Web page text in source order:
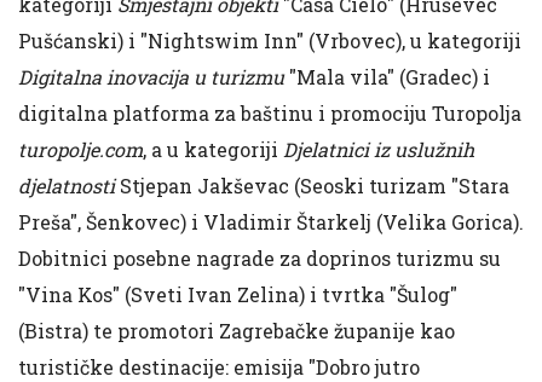
Pušćanski) i "Nightswim Inn" (Vrbovec), u kategoriji
Digitalna inovacija u turizmu"Mala vila" (Gradec) i
digitalna platforma za baštinu i promociju Turopolja
turopolje.com, a u kategoriji Djelatnici iz uslužnih
djelatnostiStjepan Jakševac (Seoski turizam "Stara
Preša", Šenkovec) i Vladimir Štarkelj (Velika Gorica).
Dobitnici posebne nagrade za doprinos turizmu su
"Vina Kos" (Sveti Ivan Zelina) i tvrtka "Šulog"
(Bistra) te promotori Zagrebačke županije kao
turističke destinacije: emisija "Dobro jutro